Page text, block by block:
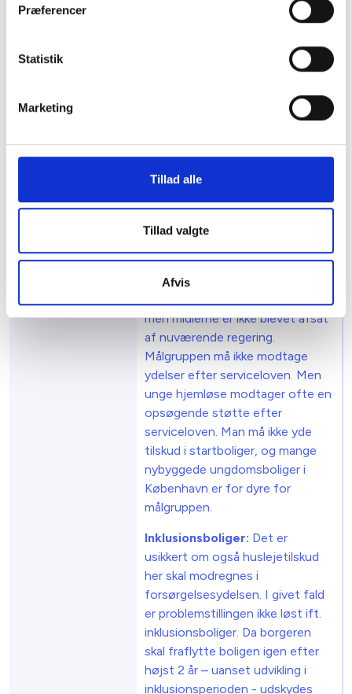
Præferencer
Statistik
Marketing
Tillad alle
Tillad valgte
Afvis
modregningskrav (dvs. tilskud
forsørgelsesydelser) i forhold til
udslusningsboliger, hvor der
startboliger er løbet tør – dvs.
der kan (udenfor
frikommuneforsøg) ikke
etableres nye startboliger.
Tidligere regering ville i handleplan
til bekæmpelse af hjemløshed
men midlerne er ikke blevet afsat
af nuværende regering.
Målgruppen må ikke modtage
ydelser efter serviceloven. Men
unge hjemløse modtager ofte en
opsøgende støtte efter
serviceloven. Man må ikke yde
tilskud i startboliger, og mange
nybyggede ungdomsboliger i
København er for dyre for
målgruppen.
Inklusionsboliger: Det er
usikkert om også huslejetilskud
her skal modregnes i
forsørgelsesydelsen. I givet fald
er problemstillingen ikke løst ift.
inklusionsboliger. Da borgeren
skal fraflytte boligen igen efter
højst 2 år – uanset udvikling i
inklusionsperioden - udskydes